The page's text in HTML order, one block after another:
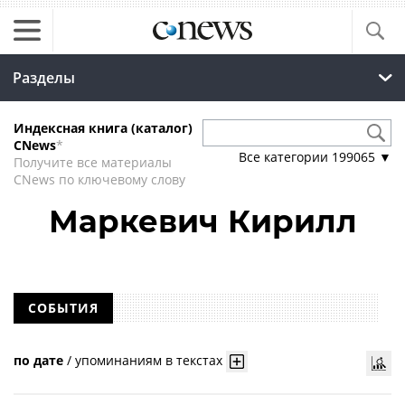
Разделы
Индексная книга (каталог)
CNews*
Получите все материалы
CNews по ключевому слову
Все категории 199065 ▼
Маркевич Кирилл
СОБЫТИЯ
по дате / упоминаниям в текстах